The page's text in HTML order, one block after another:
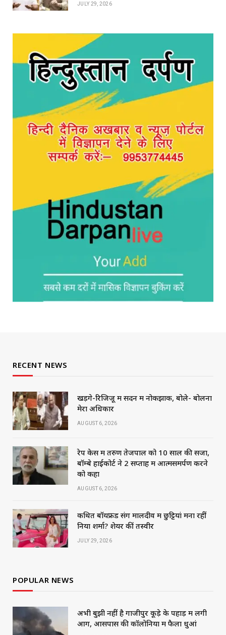
JULY 29, 2026
RECENT NEWS
खड़गे-रिजिजू में सदन में नोकझोंक, बोले- बोलना
मेरा अधिकार
AUGUST 6, 2026
रेप केस में तरुण तेजपाल को 10 साल की सजा,
बॉम्बे हाईकोर्ट ने 2 सप्ताह में आत्मसमर्पण करने
को कहा
AUGUST 6, 2026
कथित बॉयफ्रेंड संग मालदीव में छुट्टियां मना रहीं
निया शर्मा? शेयर कीं तस्वीरें
JULY 29, 2026
POPULAR NEWS
अभी बुझी नहीं है गाजीपुर कूड़े के पहाड़ में लगी
आग, आसपास की कॉलोनियों में फैला धुआं